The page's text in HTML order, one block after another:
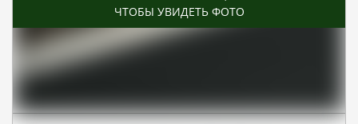
ЧТОБЫ УВИДЕТЬ ФОТО